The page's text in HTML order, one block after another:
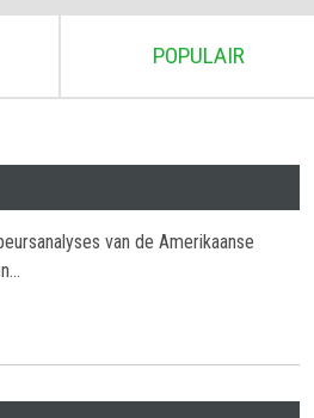
POPULAIR
van de Amerikaanse